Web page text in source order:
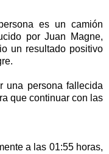
es un camión
por Juan Magne,
un resultado positivo
una persona fallecida
que continuar con las
a las 01:55 horas,